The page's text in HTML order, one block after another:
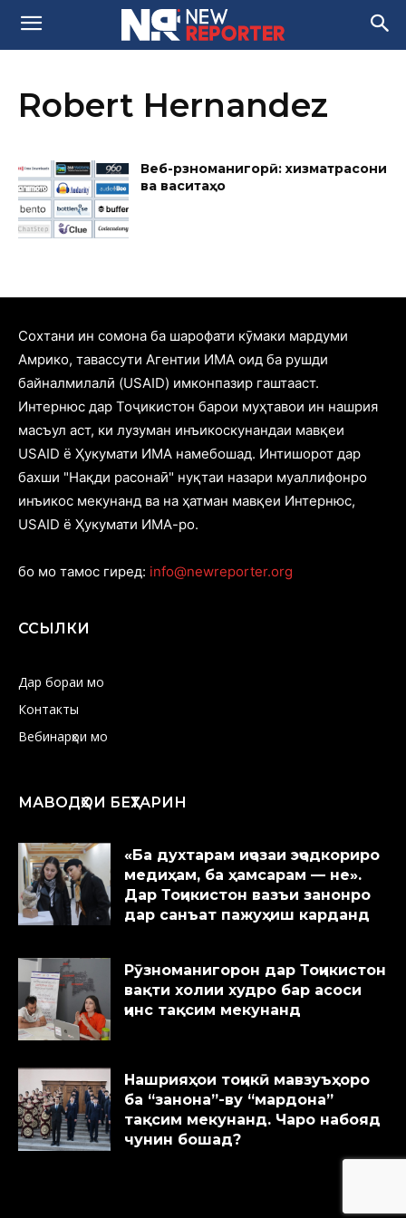
Robert Hernandez
Веб-рӯзноманигорӣ: хизматрасони
ва васитаҳо
Cохтани ин сомона ба шарофати кӯмаки мардуми
Амрико, тавассути Агентии ИМА оид ба рушди
байналмилалӣ (USAID) имконпазир гаштааст.
Интернюс дар Тоҷикистон барои муҳтавои ин нашрия
масъул аст, ки лузуман инъикоскунандаи мавқеи
USAID ё Ҳукумати ИМА намебошад. Интишорот дар
бахши "Нақди расонаӣ" нуқтаи назари муаллифонро
инъикос мекунанд ва на ҳатман мавқеи Интернюс,
USAID ё Ҳукумати ИМА-ро.
бо мо тамос гиред: info@newreporter.org
ССЫЛКИ
Дар бораи мо
Контакты
Вебинарҳои мо
МАВОДҲОИ БЕҲТАРИН
«Ба духтарам иҷозаи эҷодкориро
медиҳам, ба ҳамсарам — не».
Дар Тоҷикистон вазъи занонро
дар санъат пажуҳиш карданд
Рӯзноманигорон дар Тоҷикистон
вақти холии худро бар асоси
ҷинс тақсим мекунанд
Нашрияҳои тоҷикӣ мавзуъҳоро
ба “занона”-ву “мардона”
тақсим мекунанд. Чаро набояд
чунин бошад?